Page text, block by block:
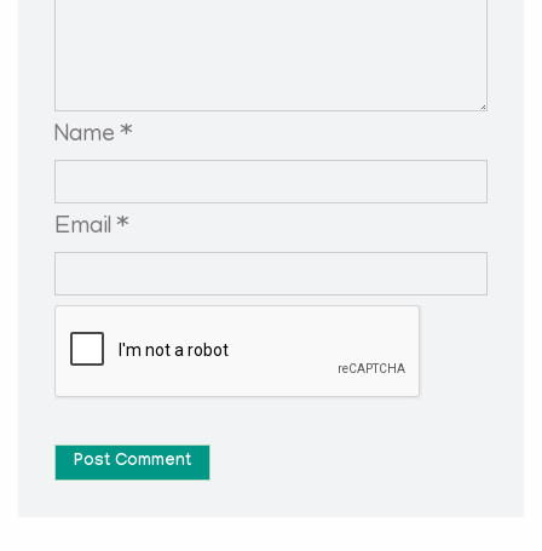
Name *
Email *
Post Comment